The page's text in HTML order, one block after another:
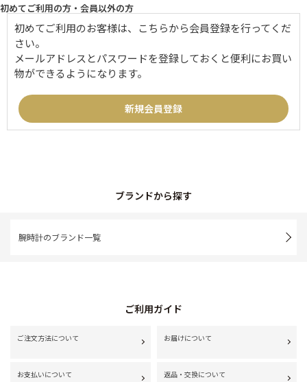
初めてご利用の方・会員以外の方
初めてご利用のお客様は、こちらから会員登録を行ってくだ
さい。
メールアドレスとパスワードを登録しておくと便利にお買い
物ができるようになります。
ブランドから探す
腕時計のブランド一覧
ご利用ガイド
ご注文方法について お届けについて
お支払いについて 返品・交換について